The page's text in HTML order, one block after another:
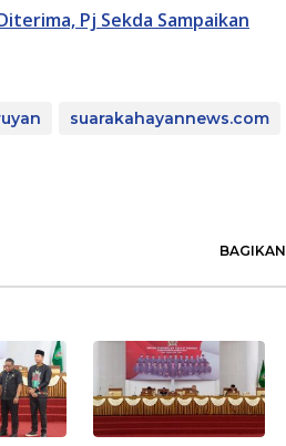
Pj Sekda Sampaikan
suarakahayannews.com
BAGIKAN